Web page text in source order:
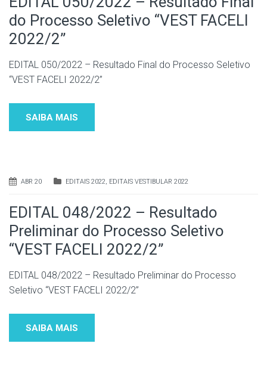
do Processo Seletivo “VEST FACELI
2022/2”
EDITAL 050/2022 – Resultado Final do Processo Seletivo
“VEST FACELI 2022/2”
SAIBA MAIS
ABR 20 EDITAIS 2022, EDITAIS VESTIBULAR 2022
EDITAL 048/2022 – Resultado
Preliminar do Processo Seletivo
“VEST FACELI 2022/2”
EDITAL 048/2022 – Resultado Preliminar do Processo
Seletivo “VEST FACELI 2022/2”
SAIBA MAIS